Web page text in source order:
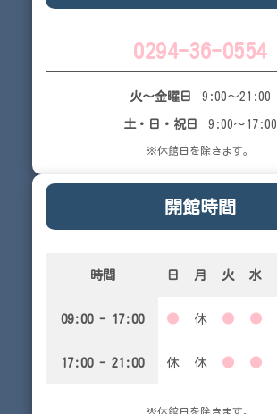
0294-36-0554
火～金曜日 9:00～21:00
土・日・祝日 9:00～17:00
※休館日を除きます。
開館時間
時間 日 月 火 水
09:00 - 17:00 ● 休 ● ●
17:00 - 21:00 休 休 ● ●
※休館日を除きます。